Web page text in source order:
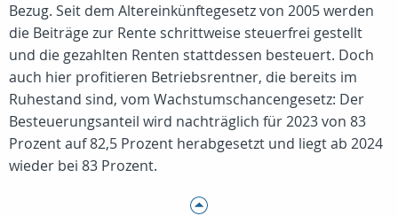
Bezug. Seit dem Altereinkünftegesetz von 2005 werden
die Beiträge zur Rente schrittweise steuerfrei gestellt
und die gezahlten Renten stattdessen besteuert. Doch
auch hier profitieren Betriebsrentner, die bereits im
Ruhestand sind, vom Wachstumschancengesetz: Der
Besteuerungsanteil wird nachträglich für 2023 von 83
Prozent auf 82,5 Prozent herabgesetzt und liegt ab 2024
wieder bei 83 Prozent.